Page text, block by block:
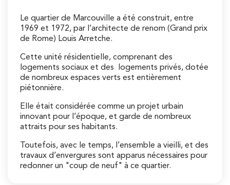
Le quartier de Marcouville a été construit, entre
1969 et 1972, par l’architecte de renom (Grand prix
de Rome) Louis Arretche.
Cette unité résidentielle, comprenant des
logements sociaux et des logements privés, dotée
de nombreux espaces verts est entièrement
piétonnière.
Elle était considérée comme un projet urbain
innovant pour l’époque, et garde de nombreux
attraits pour ses habitants.
Toutefois, avec le temps, l’ensemble a vieilli, et des
travaux d’envergures sont apparus nécessaires pour
redonner un "coup de neuf" à ce quartier.